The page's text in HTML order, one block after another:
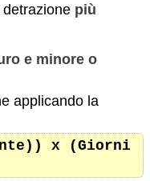
più
e minore o
applicando la
x (Giorni